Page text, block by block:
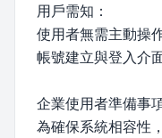
用戶需知：
使用者無需主動操
帳號建立與登入介
企業使用者準備事
為確保系統相容性